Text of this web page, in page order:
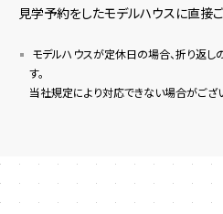
見学予約をしたモデルハウスに直接
モデルハウスが定休日の場合、折り返
す。
当社規定により対応できない場合がござ